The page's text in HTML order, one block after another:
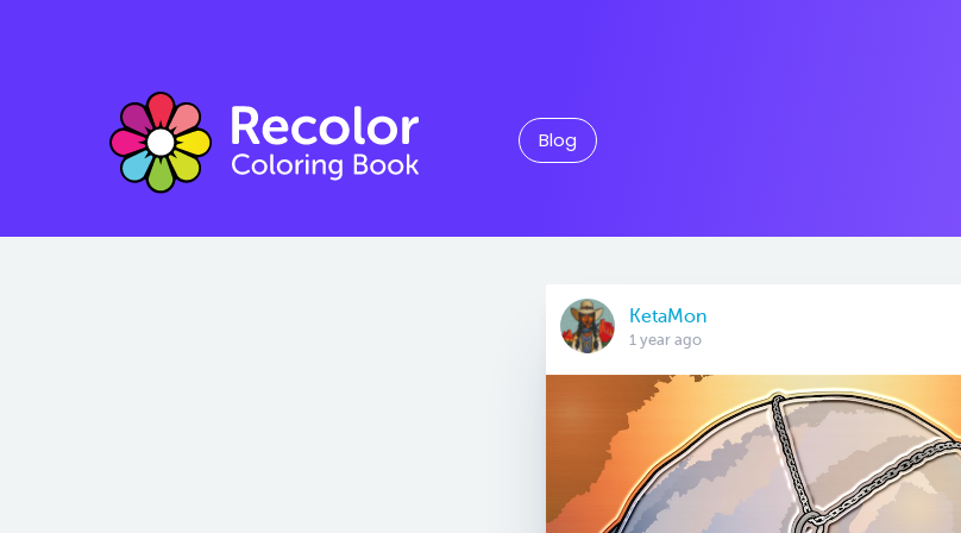
Blog
KetaMon
1 year ago